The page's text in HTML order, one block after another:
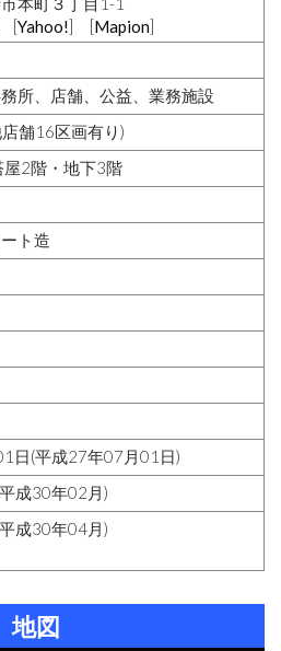
[Yahoo!] [Mapion]
所、店舗、公益、業務施設
舗16区画有り)
2階・地下3階
ト造
日(平成27年07月01日)
成30年02月)
成30年04月)
地図